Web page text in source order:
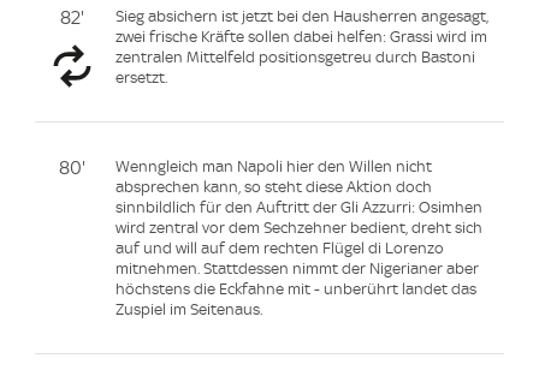
82'
Sieg absichern ist jetzt bei den Hausherren angesagt,
zwei frische Kräfte sollen dabei helfen: Grassi wird im
zentralen Mittelfeld positionsgetreu durch Bastoni
ersetzt.
80'
Wenngleich man Napoli hier den Willen nicht
absprechen kann, so steht diese Aktion doch
sinnbildlich für den Auftritt der Gli Azzurri: Osimhen
wird zentral vor dem Sechzehner bedient, dreht sich
auf und will auf dem rechten Flügel di Lorenzo
mitnehmen. Stattdessen nimmt der Nigerianer aber
höchstens die Eckfahne mit - unberührt landet das
Zuspiel im Seitenaus.